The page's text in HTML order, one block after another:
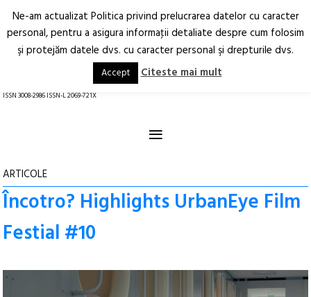
Arhitectură.
Oraș.
RO EN
ISSN 3008-2986 ISSN-L 2069-721X
≡
ARTICOLE
Încotro? Highlights UrbanEye Film
Festial #10
Ne-am actualizat Politica privind prelucrarea datelor cu caracter
personal, pentru a asigura informaţii detaliate despre cum folosim
şi protejăm datele dvs. cu caracter personal şi drepturile dvs.
Accept Citeste mai mult